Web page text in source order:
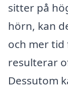
sitter på
hörn, kan
och mer
resulterar
Dessutom